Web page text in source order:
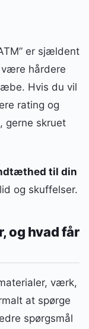
er sjældent
hårdere
Hvis du vil
rating og
gerne skruet
til din
og skuffelser.
og hvad får
værk,
at spørge
spørgsmål